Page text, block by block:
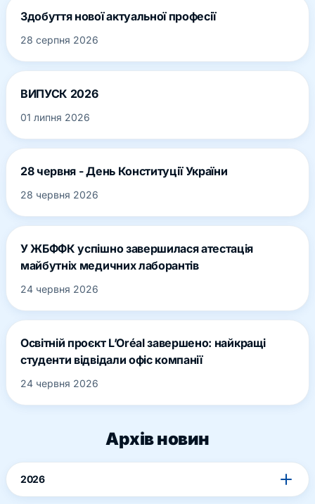
Здобуття нової актуальної професії
28 серпня 2026
ВИПУСК 2026
01 липня 2026
28 червня - День Конституції України
28 червня 2026
У ЖБФФК успішно завершилася атестація
майбутніх медичних лаборантів
24 червня 2026
Освітній проєкт L’Oréal завершено: найкращі
студенти відвідали офіс компанії
24 червня 2026
Архів новин
2026